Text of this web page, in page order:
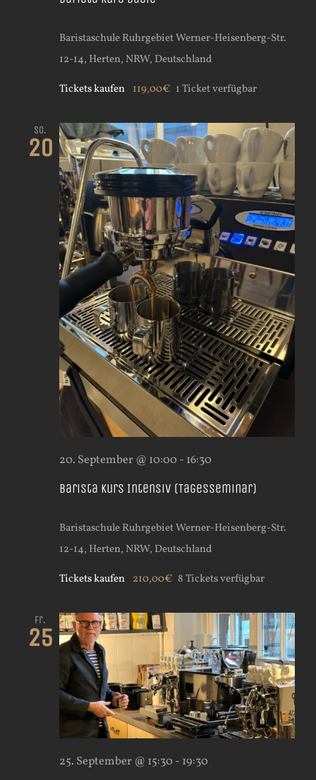
Baristaschule RuhrgebietWerner-Heisenberg-Str.
12-14, Herten, NRW, Deutschland
Tickets kaufen 119,00€ 1 Ticket verfügbar
So.
20
Barista Kurs Intensiv (Tagesseminar)
20. September @ 10:00- 16:30
Baristaschule RuhrgebietWerner-Heisenberg-Str.
12-14, Herten, NRW, Deutschland
Tickets kaufen 210,00€ 8 Tickets verfügbar
Fr.
25
25. September @ 15:30- 19:30